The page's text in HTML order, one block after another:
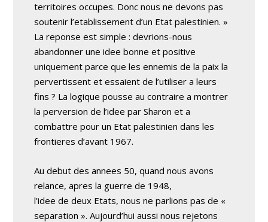
territoires occupes. Donc nous ne devons pas
soutenir l’etablissement d’un Etat palestinien. »
La reponse est simple : devrions-nous
abandonner une idee bonne et positive
uniquement parce que les ennemis de la paix la
pervertissent et essaient de l’utiliser a leurs
fins ? La logique pousse au contraire a montrer
la perversion de l’idee par Sharon et a
combattre pour un Etat palestinien dans les
frontieres d’avant 1967.
Au debut des annees 50, quand nous avons
relance, apres la guerre de 1948,
l’idee de deux Etats, nous ne parlions pas de «
separation ». Aujourd’hui aussi nous rejetons